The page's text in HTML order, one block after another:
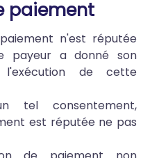
paiement
n'est réputée
payeur a donné son
de cette
tel consentement,
est réputée ne pas